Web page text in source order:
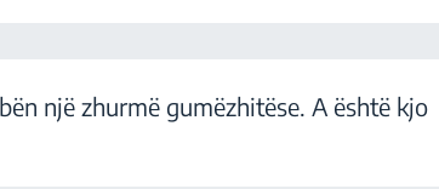
një zhurmë gumëzhitëse. A është kjo